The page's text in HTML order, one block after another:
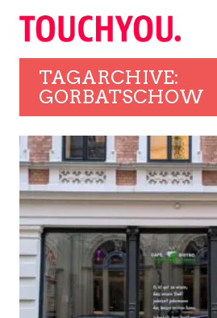
TAGARCHIVE:
GORBATSCHOW